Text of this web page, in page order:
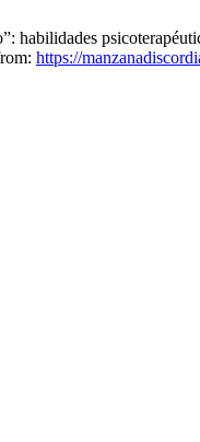
https://